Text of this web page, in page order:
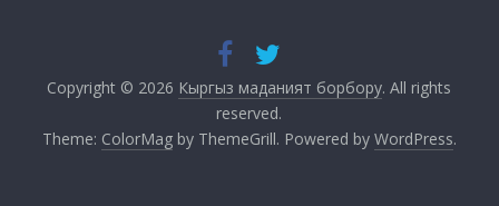
Copyright © 2026 Кыргыз маданият борбору. All rights
reserved.
Theme: ColorMagby ThemeGrill. Powered by WordPress.